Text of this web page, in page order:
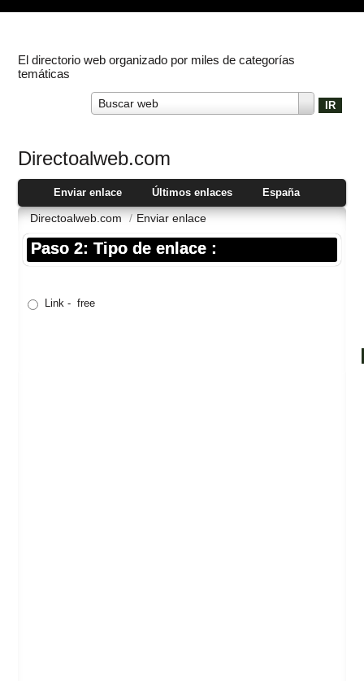
El directorio web organizado por miles de categorías
temáticas
Buscar web
Directoalweb.com
Enviar enlace Últimos enlaces España
Directoalweb.com / Enviar enlace
Paso 2: Tipo de enlace :
Link - free